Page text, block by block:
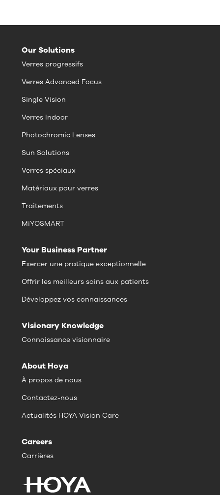
Our Solutions
Verres progressifs
Verres Advanced Focus
Single Vision
Verres Indoor
Photochromic Lenses
Sun Solutions
Verres spéciaux
Matériaux pour verres
Traitements
MiYOSMART
Your Business Partner
Exercer une pratique exceptionnelle
Offrir les meilleurs soins aux patients
Développez vos connaissances
Visionary Knowledge
Connaissance visionnaire
About Hoya
À propos de nous
Contactez-nous
Actualités HOYA Vision Care
Careers
Carrières